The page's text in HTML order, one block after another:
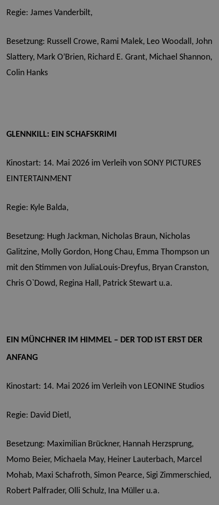
Regie: James Vanderbilt,
Besetzung: Russell Crowe, Rami Malek, Leo Woodall, John
Slattery, Mark O’Brien, Richard E. Grant, Michael Shannon,
Colin Hanks
GLENNKILL: EIN SCHAFSKRIMI
Kinostart: 14. Mai 2026 im Verleih von SONY PICTURES
EINTERTAINMENT
Regie: Kyle Balda,
Besetzung: Hugh Jackman, Nicholas Braun, Nicholas
Galitzine, Molly Gordon, Hong Chau, Emma Thompson un
mit den Stimmen von JuliaLouis-Dreyfus, Bryan Cranston,
Chris O`Dowd, Regina Hall, Patrick Stewart u.a.
EIN MÜNCHNER IM HIMMEL – DER TOD IST ERST DER
ANFANG
Kinostart: 14. Mai 2026 im Verleih von LEONINE Studios
Regie: David Dietl,
Besetzung: Maximilian Brückner, Hannah Herzsprung,
Momo Beier, Michaela May, Heiner Lauterbach, Marcel
Mohab, Maxi Schafroth, Simon Pearce, Sigi Zimmerschied,
Robert Palfrader, Olli Schulz, Ina Müller u.a.